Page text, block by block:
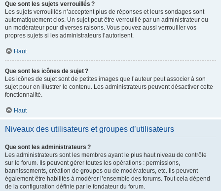
Que sont les sujets verrouillés ?
Les sujets verrouillés n’acceptent plus de réponses et leurs sondages sont
automatiquement clos. Un sujet peut être verrouillé par un administrateur ou
un modérateur pour diverses raisons. Vous pouvez aussi verrouiller vos
propres sujets si les administrateurs l’autorisent.
Haut
Que sont les icônes de sujet ?
Les icônes de sujet sont de petites images que l’auteur peut associer à son
sujet pour en illustrer le contenu. Les administrateurs peuvent désactiver cette
fonctionnalité.
Haut
Niveaux des utilisateurs et groupes d’utilisateurs
Que sont les administrateurs ?
Les administrateurs sont les membres ayant le plus haut niveau de contrôle
sur le forum. Ils peuvent gérer toutes les opérations : permissions,
bannissements, création de groupes ou de modérateurs, etc. Ils peuvent
également être habilités à modérer l’ensemble des forums. Tout cela dépend
de la configuration définie par le fondateur du forum.